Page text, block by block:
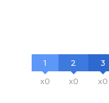
1
x0
2
x0
3
x0